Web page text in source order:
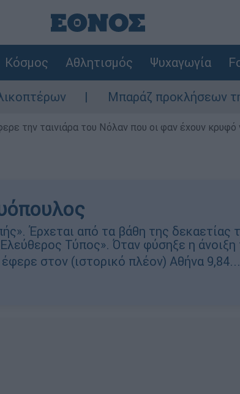
Κόσμος Αθλητισμός Ψυχαγωγία
Μπαράζ προκλήσεων της
την ταινιάρα του Νόλαν που οι φαν έχουν κρυφό
Έρχεται από τα βάθη της δεκαετίας
Τύπος». Όταν φύσηξε η
στον (ιστορικό πλέον) Αθήνα